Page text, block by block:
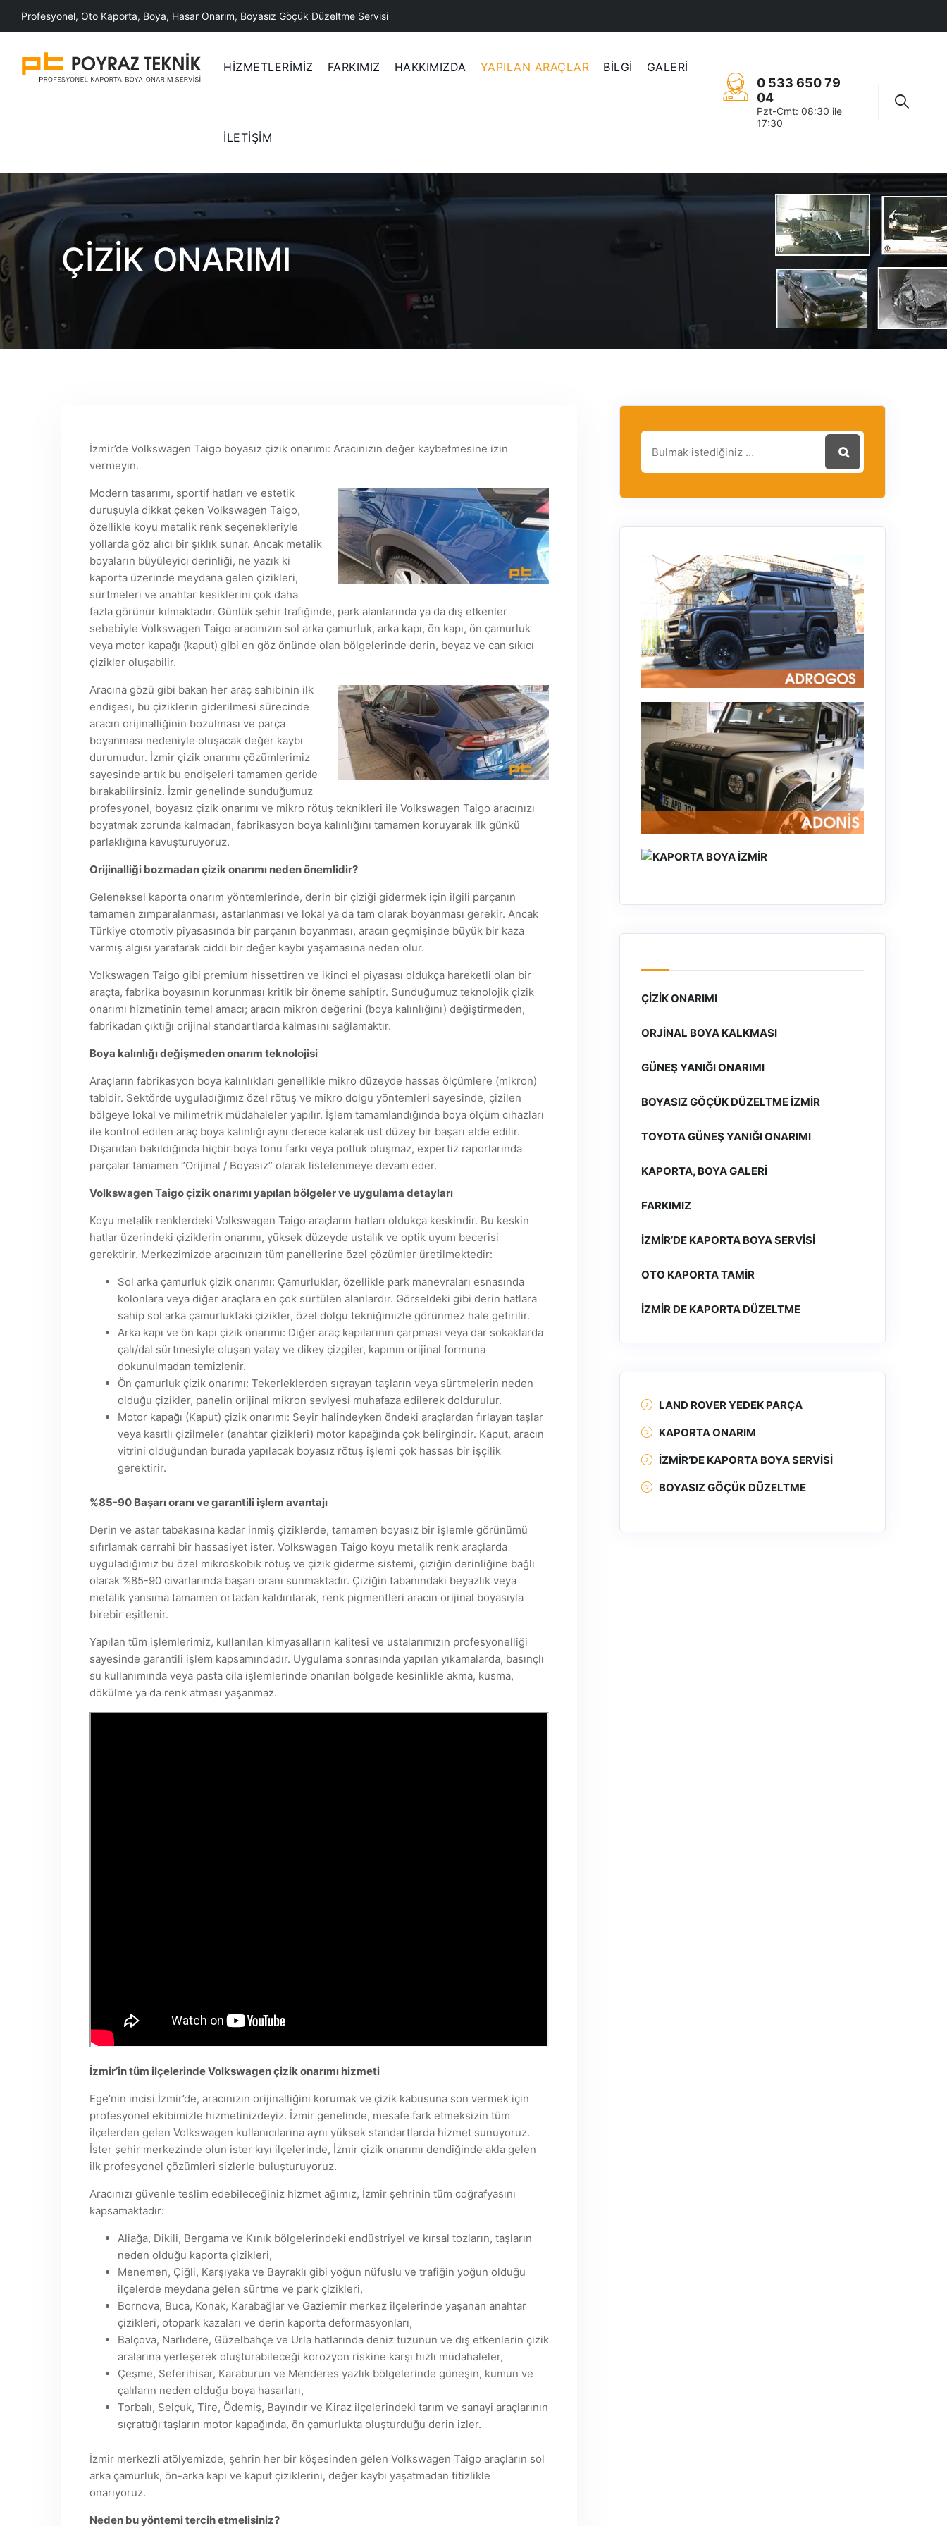
Profesyonel, Oto Kaporta, Boya, Hasar Onarım, Boyasız Göçük Düzeltme Servisi
HİZMETLERİMİZ FARKIMIZ HAKKIMIZDA YAPILAN ARAÇLAR BİLGİ GALERİ
İLETİŞİM
0 533 650 79
04
Pzt-Cmt: 08:30 ile
17:30
ÇIZIK ONARIMI
İzmir’de Volkswagen Taigo boyasız çizik onarımı: Aracınızın değer kaybetmesine izin
vermeyin.
Modern tasarımı, sportif hatları ve estetik
duruşuyla dikkat çeken Volkswagen Taigo,
özellikle koyu metalik renk seçenekleriyle
yollarda göz alıcı bir şıklık sunar. Ancak metalik
boyaların büyüleyici derinliği, ne yazık ki
kaporta üzerinde meydana gelen çizikleri,
sürtmeleri ve anahtar kesiklerini çok daha
fazla görünür kılmaktadır. Günlük şehir trafiğinde, park alanlarında ya da dış etkenler
sebebiyle Volkswagen Taigo aracınızın sol arka çamurluk, arka kapı, ön kapı, ön çamurluk
veya motor kapağı (kaput) gibi en göz önünde olan bölgelerinde derin, beyaz ve can sıkıcı
çizikler oluşabilir.
Aracına gözü gibi bakan her araç sahibinin ilk
endişesi, bu çiziklerin giderilmesi sürecinde
aracın orijinalliğinin bozulması ve parça
boyanması nedeniyle oluşacak değer kaybı
durumudur. İzmir çizik onarımı çözümlerimiz
sayesinde artık bu endişeleri tamamen geride
bırakabilirsiniz. İzmir genelinde sunduğumuz
profesyonel, boyasız çizik onarımı ve mikro rötuş teknikleri ile Volkswagen Taigo aracınızı
boyatmak zorunda kalmadan, fabrikasyon boya kalınlığını tamamen koruyarak ilk günkü
parlaklığına kavuşturuyoruz.
Orijinalliği bozmadan çizik onarımı neden önemlidir?
Geleneksel kaporta onarım yöntemlerinde, derin bir çiziği gidermek için ilgili parçanın
tamamen zımparalanması, astarlanması ve lokal ya da tam olarak boyanması gerekir. Ancak
Türkiye otomotiv piyasasında bir parçanın boyanması, aracın geçmişinde büyük bir kaza
varmış algısı yaratarak ciddi bir değer kaybı yaşamasına neden olur.
Volkswagen Taigo gibi premium hissettiren ve ikinci el piyasası oldukça hareketli olan bir
araçta, fabrika boyasının korunması kritik bir öneme sahiptir. Sunduğumuz teknolojik çizik
onarımı hizmetinin temel amacı; aracın mikron değerini (boya kalınlığını) değiştirmeden,
fabrikadan çıktığı orijinal standartlarda kalmasını sağlamaktır.
Boya kalınlığı değişmeden onarım teknolojisi
Araçların fabrikasyon boya kalınlıkları genellikle mikro düzeyde hassas ölçümlere (mikron)
tabidir. Sektörde uyguladığımız özel rötuş ve mikro dolgu yöntemleri sayesinde, çizilen
bölgeye lokal ve milimetrik müdahaleler yapılır. İşlem tamamlandığında boya ölçüm cihazları
ile kontrol edilen araç boya kalınlığı aynı derece kalarak üst düzey bir başarı elde edilir.
Dışarıdan bakıldığında hiçbir boya tonu farkı veya potluk oluşmaz, expertiz raporlarında
parçalar tamamen “Orijinal / Boyasız” olarak listelenmeye devam eder.
Volkswagen Taigo çizik onarımı yapılan bölgeler ve uygulama detayları
Koyu metalik renklerdeki Volkswagen Taigo araçların hatları oldukça keskindir. Bu keskin
hatlar üzerindeki çiziklerin onarımı, yüksek düzeyde ustalık ve optik uyum becerisi
gerektirir. Merkezimizde aracınızın tüm panellerine özel çözümler üretilmektedir:
Sol arka çamurluk çizik onarımı: Çamurluklar, özellikle park manevraları esnasında
kolonlara veya diğer araçlara en çok sürtülen alanlardır. Görseldeki gibi derin hatlara
sahip sol arka çamurluktaki çizikler, özel dolgu tekniğimizle görünmez hale getirilir.
Arka kapı ve ön kapı çizik onarımı: Diğer araç kapılarının çarpması veya dar sokaklarda
çalı/dal sürtmesiyle oluşan yatay ve dikey çizgiler, kapının orijinal formuna
dokunulmadan temizlenir.
Ön çamurluk çizik onarımı: Tekerleklerden sıçrayan taşların veya sürtmelerin neden
olduğu çizikler, panelin orijinal mikron seviyesi muhafaza edilerek doldurulur.
Motor kapağı (Kaput) çizik onarımı: Seyir halindeyken öndeki araçlardan fırlayan taşlar
veya kasıtlı çizilmeler (anahtar çizikleri) motor kapağında çok belirgindir. Kaput, aracın
vitrini olduğundan burada yapılacak boyasız rötuş işlemi çok hassas bir işçilik
gerektirir.
%85-90 Başarı oranı ve garantili işlem avantajı
Derin ve astar tabakasına kadar inmiş çiziklerde, tamamen boyasız bir işlemle görünümü
sıfırlamak cerrahi bir hassasiyet ister. Volkswagen Taigo koyu metalik renk araçlarda
uyguladığımız bu özel mikroskobik rötuş ve çizik giderme sistemi, çiziğin derinliğine bağlı
olarak %85-90 civarlarında başarı oranı sunmaktadır. Çiziğin tabanındaki beyazlık veya
metalik yansıma tamamen ortadan kaldırılarak, renk pigmentleri aracın orijinal boyasıyla
birebir eşitlenir.
Yapılan tüm işlemlerimiz, kullanılan kimyasalların kalitesi ve ustalarımızın profesyonelliği
sayesinde garantili işlem kapsamındadır. Uygulama sonrasında yapılan yıkamalarda, basınçlı
su kullanımında veya pasta cila işlemlerinde onarılan bölgede kesinlikle akma, kusma,
dökülme ya da renk atması yaşanmaz.
İzmir’in tüm ilçelerinde Volkswagen çizik onarımı hizmeti
Ege’nin incisi İzmir’de, aracınızın orijinalliğini korumak ve çizik kabusuna son vermek için
profesyonel ekibimizle hizmetinizdeyiz. İzmir genelinde, mesafe fark etmeksizin tüm
ilçelerden gelen Volkswagen kullanıcılarına aynı yüksek standartlarda hizmet sunuyoruz.
İster şehir merkezinde olun ister kıyı ilçelerinde, İzmir çizik onarımı dendiğinde akla gelen
ilk profesyonel çözümleri sizlerle buluşturuyoruz.
Aracınızı güvenle teslim edebileceğiniz hizmet ağımız, İzmir şehrinin tüm coğrafyasını
kapsamaktadır:
Aliağa, Dikili, Bergama ve Kınık bölgelerindeki endüstriyel ve kırsal tozların, taşların
neden olduğu kaporta çizikleri,
Menemen, Çiğli, Karşıyaka ve Bayraklı gibi yoğun nüfuslu ve trafiğin yoğun olduğu
ilçelerde meydana gelen sürtme ve park çizikleri,
Bornova, Buca, Konak, Karabağlar ve Gaziemir merkez ilçelerinde yaşanan anahtar
çizikleri, otopark kazaları ve derin kaporta deformasyonları,
Balçova, Narlıdere, Güzelbahçe ve Urla hatlarında deniz tuzunun ve dış etkenlerin çizik
aralarına yerleşerek oluşturabileceği korozyon riskine karşı hızlı müdahaleler,
Çeşme, Seferihisar, Karaburun ve Menderes yazlık bölgelerinde güneşin, kumun ve
çalıların neden olduğu boya hasarları,
Torbalı, Selçuk, Tire, Ödemiş, Bayındır ve Kiraz ilçelerindeki tarım ve sanayi araçlarının
sıçrattığı taşların motor kapağında, ön çamurlukta oluşturduğu derin izler.
İzmir merkezli atölyemizde, şehrin her bir köşesinden gelen Volkswagen Taigo araçların sol
arka çamurluk, ön-arka kapı ve kaput çiziklerini, değer kaybı yaşatmadan titizlikle
onarıyoruz.
Neden bu yöntemi tercih etmelisiniz?
ÇIZIK ONARIMI
ORJINAL BOYA KALKMASI
GÜNEŞ YANIĞI ONARIMI
BOYASIZ GÖÇÜK DÜZELTME İZMIR
TOYOTA GÜNEŞ YANIĞI ONARIMI
KAPORTA, BOYA GALERI
FARKIMIZ
İZMIR’DE KAPORTA BOYA SERVISI
OTO KAPORTA TAMIR
İZMIR DE KAPORTA DÜZELTME
LAND ROVER YEDEK PARÇA
KAPORTA ONARIM
İZMIR’DE KAPORTA BOYA SERVISI
BOYASIZ GÖÇÜK DÜZELTME